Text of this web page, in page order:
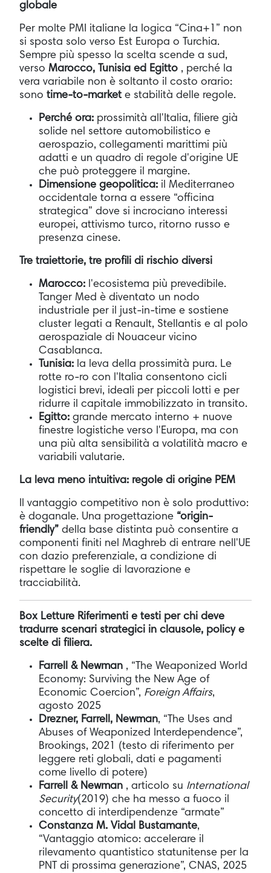
globale
Per molte PMI italiane la logica “Cina+1” non
si sposta solo verso Est Europa o Turchia.
Sempre più spesso la scelta scende a sud,
verso Marocco, Tunisia ed Egitto , perché la
vera variabile non è soltanto il costo orario:
sono time-to-market e stabilità delle regole.
Perché ora: prossimità all'Italia, filiere già
solide nel settore automobilistico e
aerospazio, collegamenti marittimi più
adatti e un quadro di regole d'origine UE
che può proteggere il margine.
Dimensione geopolitica: il Mediterraneo
occidentale torna a essere “officina
strategica” dove si incrociano interessi
europei, attivismo turco, ritorno russo e
presenza cinese.
Tre traiettorie, tre profili di rischio diversi
Marocco: l'ecosistema più prevedibile.
Tanger Med è diventato un nodo
industriale per il just-in-time e sostiene
cluster legati a Renault, Stellantis e al polo
aerospaziale di Nouaceur vicino
Casablanca.
Tunisia: la leva della prossimità pura. Le
rotte ro-ro con l'Italia consentono cicli
logistici brevi, ideali per piccoli lotti e per
ridurre il capitale immobilizzato in transito.
Egitto: grande mercato interno + nuove
finestre logistiche verso l'Europa, ma con
una più alta sensibilità a volatilità macro e
variabili valutarie.
La leva meno intuitiva: regole di origine PEM
Il vantaggio competitivo non è solo produttivo:
è doganale. Una progettazione “origin-
friendly” della base distinta può consentire a
componenti finiti nel Maghreb di entrare nell'UE
con dazio preferenziale, a condizione di
rispettare le soglie di lavorazione e
tracciabilità.
Box Letture Riferimenti e testi per chi deve
tradurre scenari strategici in clausole, policy e
scelte di filiera.
Farrell & Newman , “The Weaponized World
Economy: Surviving the New Age of
Economic Coercion”, Foreign Affairs,
agosto 2025
Drezner, Farrell, Newman, “The Uses and
Abuses of Weaponized Interdependence”,
Brookings, 2021 (testo di riferimento per
leggere reti globali, dati e pagamenti
come livello di potere)
Farrell & Newman , articolo su International
Security(2019) che ha messo a fuoco il
concetto di interdipendenze “armate”
Constanza M. Vidal Bustamante,
“Vantaggio atomico: accelerare il
rilevamento quantistico statunitense per la
PNT di prossima generazione”, CNAS, 2025